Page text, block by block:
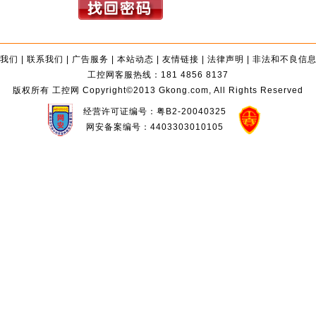
们 | 联系我们 | 广告服务 | 本站动态 | 友情链接 | 法律声明 | 非法和不良信
工控网客服热线：181 4856 8137
版权所有 工控网 Copyright©2013 Gkong.com, All Rights Reserved
经营许可证编号：粤B2-20040325
网安备案编号：4403303010105